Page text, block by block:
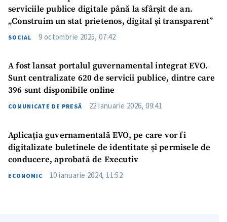
Trimite o informație
Despre ZdG
in English
serviciile publice digitale până la sfârșit de an.
„Construim un stat prietenos, digital și transparent”
SOCIAL 9 octombrie 2025, 07:42
A fost lansat portalul guvernamental integrat EVO.
Sunt centralizate 620 de servicii publice, dintre care
396 sunt disponibile online
COMUNICATE DE PRESĂ 22 ianuarie 2026, 09:41
Aplicația guvernamentală EVO, pe care vor fi
digitalizate buletinele de identitate și permisele de
conducere, aprobată de Executiv
ECONOMIC 10 ianuarie 2024, 11:52